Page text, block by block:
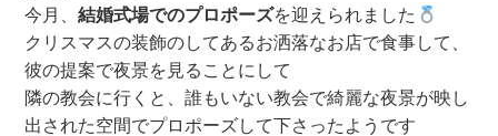
今月、結婚式場でのプロポーズを迎えられました
クリスマスの装飾のしてあるお洒落なお店で食事して、
彼の提案で夜景を見ることにして
隣の教会に行くと、誰もいない教会で綺麗な夜景が映し
出された空間でプロポーズして下さったようです